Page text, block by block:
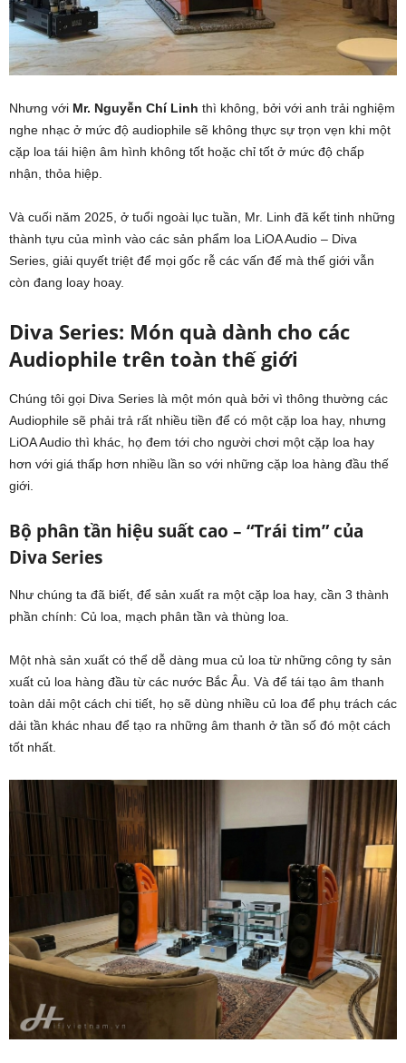
Nhưng với Mr. Nguyễn Chí Linh thì không, bởi với anh trải nghiệm
nghe nhạc ở mức độ audiophile sẽ không thực sự trọn vẹn khi một
cặp loa tái hiện âm hình không tốt hoặc chỉ tốt ở mức độ chấp
nhận, thỏa hiệp.
Và cuối năm 2025, ở tuổi ngoài lục tuần, Mr. Linh đã kết tinh những
thành tựu của mình vào các sản phẩm loa LiOA Audio – Diva
Series, giải quyết triệt để mọi gốc rễ các vấn đế mà thế giới vẫn
còn đang loay hoay.
Diva Series: Món quà dành cho các
Audiophile trên toàn thế giới
Chúng tôi gọi Diva Series là một món quà bởi vì thông thường các
Audiophile sẽ phải trả rất nhiều tiền để có một cặp loa hay, nhưng
LiOA Audio thì khác, họ đem tới cho người chơi một cặp loa hay
hơn với giá thấp hơn nhiều lần so với những cặp loa hàng đầu thế
giới.
Bộ phân tần hiệu suất cao – “Trái tim” của
Diva Series
Như chúng ta đã biết, để sản xuất ra một cặp loa hay, cần 3 thành
phần chính: Củ loa, mạch phân tần và thùng loa.
Một nhà sản xuất có thể dễ dàng mua củ loa từ những công ty sản
xuất củ loa hàng đầu từ các nước Bắc Âu. Và để tái tạo âm thanh
toàn dải một cách chi tiết, họ sẽ dùng nhiều củ loa để phụ trách các
dải tần khác nhau để tạo ra những âm thanh ở tần số đó một cách
tốt nhất.